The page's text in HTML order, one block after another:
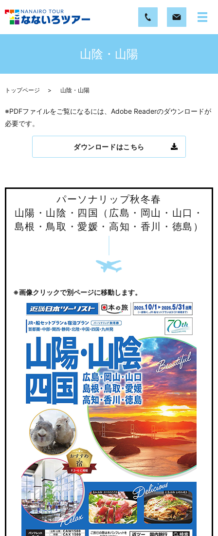
山陰・山陽
トップページ 山陰・山陽
※PDFファイルをご覧になるには、Adobe Readerのダウンロードが
必要です。
ダウンロードはこちら
パーソナリップ秋冬春
山陽・山陰・四国（広島・岡山・山口・
島根・鳥取・愛媛・高知・香川・徳島）
※画像クリックで別ページに移動します。